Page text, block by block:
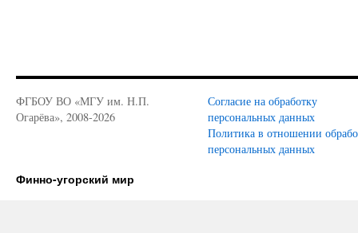
ФГБОУ ВО «МГУ им. Н.П.
Огарёва», 2008-2026
Согласие на обработку
персональных данных
Политика в отношении
персональных данных
Финно-угорский мир